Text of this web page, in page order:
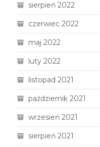
sierpień 2022
czerwiec 2022
maj 2022
luty 2022
listopad 2021
październik 2021
wrzesień 2021
sierpień 2021